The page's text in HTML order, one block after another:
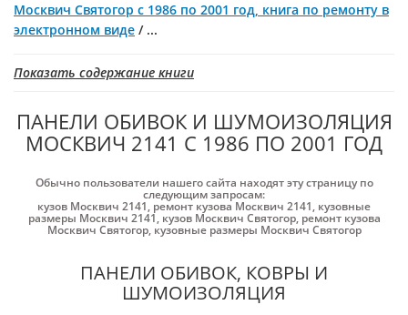
Москвич Святогор с 1986 по 2001 год, книга по ремонту в
электронном виде / ...
Показать содержание книги
ПАНЕЛИ ОБИВОК И ШУМОИЗОЛЯЦИЯ
МОСКВИЧ 2141 С 1986 ПО 2001 ГОД
Обычно пользователи нашего сайта находят эту страницу по
следующим запросам:
кузов Москвич 2141, ремонт кузова Москвич 2141, кузовные
размеры Москвич 2141, кузов Москвич Святогор, ремонт кузова
Москвич Святогор, кузовные размеры Москвич Святогор
ПАНЕЛИ ОБИВОК, КОВРЫ И
ШУМОИЗОЛЯЦИЯ